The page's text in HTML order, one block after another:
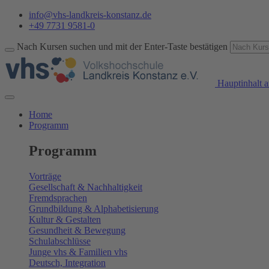
info@vhs-landkreis-konstanz.de
+49 7731 9581-0
Nach Kursen suchen und mit der Enter-Taste bestätigen
Hauptinhalt
Home
Programm
Programm
Vorträge
Gesellschaft & Nachhaltigkeit
Fremdsprachen
Grundbildung & Alphabetisierung
Kultur & Gestalten
Gesundheit & Bewegung
Schulabschlüsse
Junge vhs & Familien vhs
Deutsch, Integration